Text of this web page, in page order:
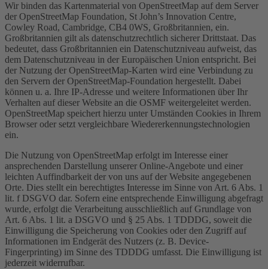
Wir binden das Kartenmaterial von OpenStreetMap auf dem Server
der OpenStreetMap Foundation, St John’s Innovation Centre,
Cowley Road, Cambridge, CB4 0WS, Großbritannien, ein.
Großbritannien gilt als datenschutzrechtlich sicherer Drittstaat. Das
bedeutet, dass Großbritannien ein Datenschutzniveau aufweist, das
dem Datenschutzniveau in der Europäischen Union entspricht. Bei
der Nutzung der OpenStreetMap-Karten wird eine Verbindung zu
den Servern der OpenStreetMap-Foundation hergestellt. Dabei
können u. a. Ihre IP-Adresse und weitere Informationen über Ihr
Verhalten auf dieser Website an die OSMF weitergeleitet werden.
OpenStreetMap speichert hierzu unter Umständen Cookies in Ihrem
Browser oder setzt vergleichbare Wiedererkennungstechnologien
ein.
Die Nutzung von OpenStreetMap erfolgt im Interesse einer
ansprechenden Darstellung unserer Online-Angebote und einer
leichten Auffindbarkeit der von uns auf der Website angegebenen
Orte. Dies stellt ein berechtigtes Interesse im Sinne von Art. 6 Abs. 1
lit. f DSGVO dar. Sofern eine entsprechende Einwilligung abgefragt
wurde, erfolgt die Verarbeitung ausschließlich auf Grundlage von
Art. 6 Abs. 1 lit. a DSGVO und § 25 Abs. 1 TDDDG, soweit die
Einwilligung die Speicherung von Cookies oder den Zugriff auf
Informationen im Endgerät des Nutzers (z. B. Device-
Fingerprinting) im Sinne des TDDDG umfasst. Die Einwilligung ist
jederzeit widerrufbar.